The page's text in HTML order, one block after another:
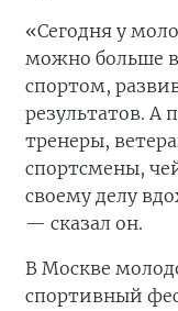
«Сегодня у
можно больше
спортом,
результатов. А
тренеры,
спортсмены,
своему делу
— сказал он.
В Москве
спортивный